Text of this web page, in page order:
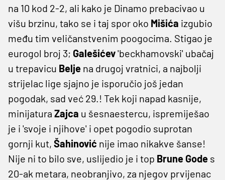
na 10 kod 2-2, ali kako je Dinamo prebacivao u
višu brzinu, tako se i taj spor oko Mišića izgubio
među tim veličanstvenim poogocima. Stigao je
eurogol broj 3; Galešićev'beckhamovski' ubačaj
u trepavicu Belje na drugoj vratnici, a najbolji
strijelac lige sjajno je isporučio još jedan
pogodak, sad već 29.! Tek koji napad kasnije,
minijatura Zajca u šesnaestercu, ispremiješao
je i 'svoje i njihove' i opet pogodio suprotan
gornji kut, Šahinović nije imao nikakve šanse!
Nije ni to bilo sve, uslijedio je i top Brune Gode s
20-ak metara, neobranjivo, za njegov prvijenac